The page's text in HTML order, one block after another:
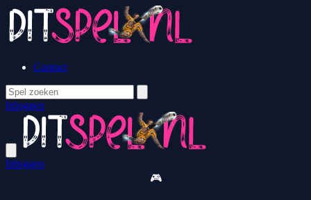
Contact
Inloggen
Inloggen
🎮